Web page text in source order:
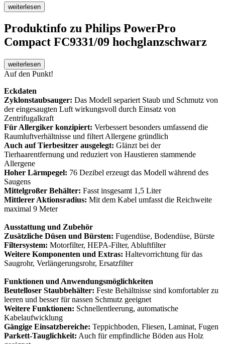
weiterlesen
Produktinfo zu Philips PowerPro
Compact FC9331/09 hochglanzschwarz
weiterlesen
Auf den Punkt!
Eckdaten
Zyklonstaubsauger: Das Modell separiert Staub und Schmutz von
der eingesaugten Luft wirkungsvoll durch Einsatz von
Zentrifugalkraft
Für Allergiker konzipiert: Verbessert besonders umfassend die
Raumluftverhältnisse und filtert Allergene gründlich
Auch auf Tierbesitzer ausgelegt: Glänzt bei der
Tierhaarentfernung und reduziert von Haustieren stammende
Allergene
Hoher Lärmpegel: 76 Dezibel erzeugt das Modell während des
Saugens
Mittelgroßer Behälter: Fasst insgesamt 1,5 Liter
Mittlerer Aktionsradius: Mit dem Kabel umfasst die Reichweite
maximal 9 Meter
Ausstattung und Zubehör
Zusätzliche Düsen und Bürsten: Fugendüse, Bodendüse, Bürste
Filtersystem: Motorfilter, HEPA-Filter, Abluftfilter
Weitere Komponenten und Extras: Haltevorrichtung für das
Saugrohr, Verlängerungsrohr, Ersatzfilter
Funktionen und Anwendungsmöglichkeiten
Beutelloser Staubbehälter: Feste Behältnisse sind komfortabler zu
leeren und besser für nassen Schmutz geeignet
Weitere Funktionen: Schnellentleerung, automatische
Kabelaufwicklung
Gängige Einsatzbereiche: Teppichboden, Fliesen, Laminat, Fugen
Parkett-Tauglichkeit: Auch für empfindliche Böden aus Holz